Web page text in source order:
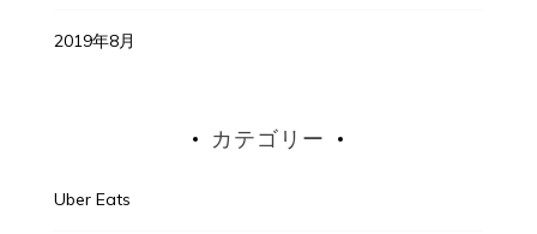
2019年8月
カテゴリー
Uber Eats